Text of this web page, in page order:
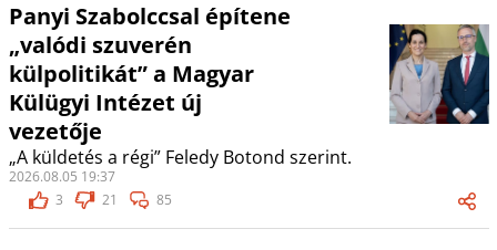
Panyi Szabolccsal építene
„valódi szuverén
külpolitikát” a Magyar
Külügyi Intézet új
vezetője
„A küldetés a régi” Feledy Botond szerint.
2026.08.05 19:37
3
21 85